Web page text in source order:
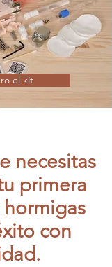
el kit
necesitas
primera
con